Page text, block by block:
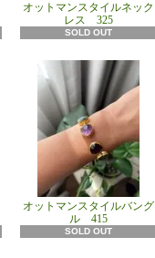
オットマンスタイルネック
レス 325
SOLD OUT
オットマンスタイルバング
ル 415
SOLD OUT